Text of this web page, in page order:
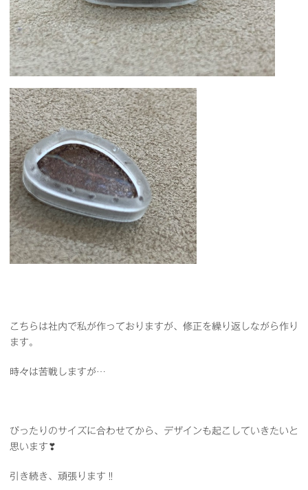
こちらは社内で私が作っておりますが、修正を繰り返しながら作り
ます。
時々は苦戦しますが…
ぴったりのサイズに合わせてから、デザインも起こしていきたいと
思います❣
引き続き、頑張ります‼